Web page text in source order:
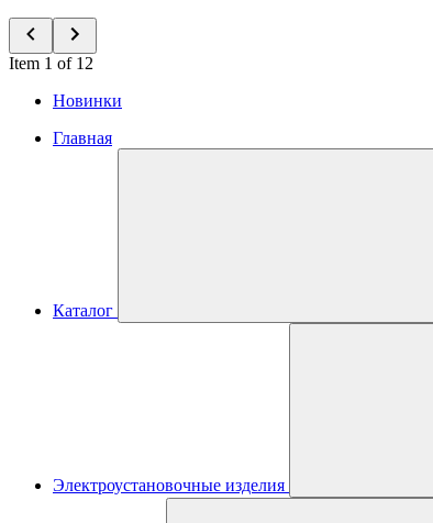
Item 1 of 12
Новинки
Главная
Каталог
Электроустановочные изделия